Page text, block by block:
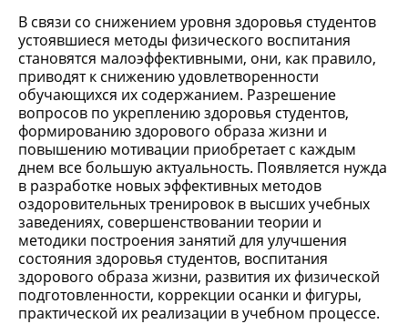
В связи со снижением уровня здоровья студентов
устоявшиеся методы физического воспитания
становятся малоэффективными, они, как правило,
приводят к снижению удовлетворенности
обучающихся их содержанием. Разрешение
вопросов по укреплению здоровья студентов,
формированию здорового образа жизни и
повышению мотивации приобретает с каждым
днем все большую актуальность. Появляется нужда
в разработке новых эффективных методов
оздоровительных тренировок в высших учебных
заведениях, совершенствовании теории и
методики построения занятий для улучшения
состояния здоровья студентов, воспитания
здорового образа жизни, развития их физической
подготовленности, коррекции осанки и фигуры,
практической их реализации в учебном процессе.